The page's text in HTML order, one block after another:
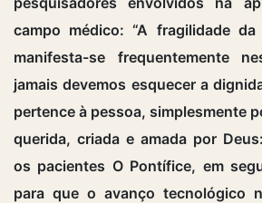
campo médico: “A fragilidade
manifesta-se frequentemente
jamais devemos esquecer a
pertence à pessoa, simplesmente
querida, criada e amada por
os pacientes O Pontífice, em
para que o avanço tecnológico